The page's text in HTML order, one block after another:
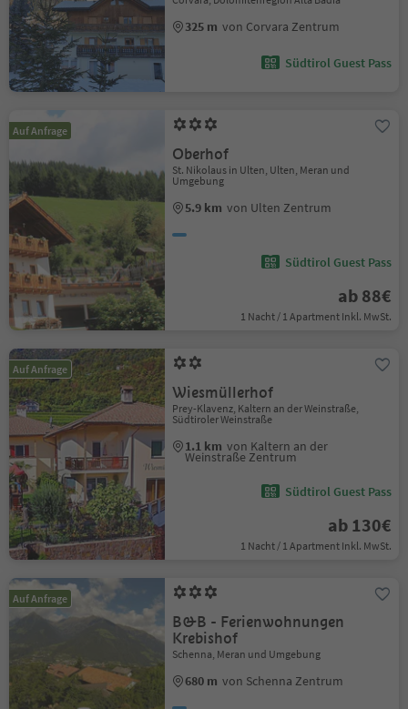
325 m von Corvara Zentrum
Südtirol Guest Pass
Auf Anfrage
Oberhof
St. Nikolaus in Ulten, Ulten, Meran und
Umgebung
5.9 km von Ulten Zentrum
Südtirol Guest Pass
ab 88€
1 Nacht / 1 Apartment Inkl. MwSt.
Auf Anfrage
Wiesmüllerhof
Prey-Klavenz, Kaltern an der Weinstraße,
Südtiroler Weinstraße
1.1 km von Kaltern an der
Weinstraße Zentrum
Südtirol Guest Pass
ab 130€
1 Nacht / 1 Apartment Inkl. MwSt.
Auf Anfrage
B&B - Ferienwohnungen
Krebishof
Schenna, Meran und Umgebung
680 m von Schenna Zentrum